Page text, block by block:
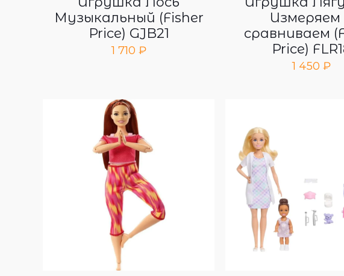
Музыкальный (Fisher
Price) GJB21
1 710 ₽
Измеряем
сравниваем
Price)
1 450 ₽